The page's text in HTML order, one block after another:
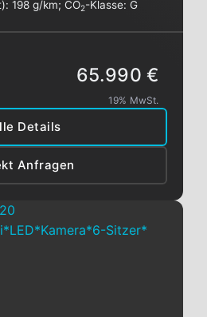
198 g/km;CO2-Klasse:G
Details
Anfragen
65.990 €
19% MwSt.